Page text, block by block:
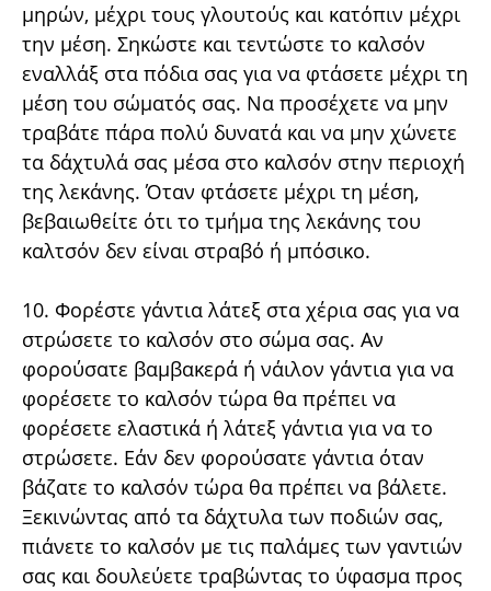
μηρών, μέχρι τους γλουτούς και κατόπιν μέχρι
την μέση. Σηκώστε και τεντώστε το καλσόν
εναλλάξ στα πόδια σας για να φτάσετε μέχρι τη
μέση του σώματός σας. Να προσέχετε να μην
τραβάτε πάρα πολύ δυνατά και να μην χώνετε
τα δάχτυλά σας μέσα στο καλσόν στην περιοχή
της λεκάνης. Όταν φτάσετε μέχρι τη μέση,
βεβαιωθείτε ότι το τμήμα της λεκάνης του
καλτσόν δεν είναι στραβό ή μπόσικο.
10. Φορέστε γάντια λάτεξ στα χέρια σας για να
στρώσετε το καλσόν στο σώμα σας. Αν
φορούσατε βαμβακερά ή νάιλον γάντια για να
φορέσετε το καλσόν τώρα θα πρέπει να
φορέσετε ελαστικά ή λάτεξ γάντια για να το
στρώσετε. Εάν δεν φορούσατε γάντια όταν
βάζατε το καλσόν τώρα θα πρέπει να βάλετε.
Ξεκινώντας από τα δάχτυλα των ποδιών σας,
πιάνετε το καλσόν με τις παλάμες των γαντιών
σας και δουλεύετε τραβώντας το ύφασμα προς